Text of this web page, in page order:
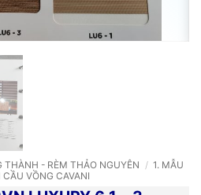
THÀNH - RÈM THẢO NGUYÊN / 1. MẪU
CẦU VỒNG CAVANI